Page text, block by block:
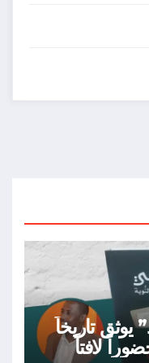
يوثق تاريخاً
لافتاً